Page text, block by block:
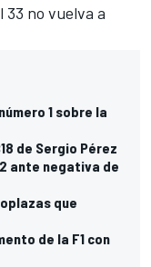
33 no vuelva a
1 sobre la
de Sergio Pérez
ante negativa de
que
de la F1 con